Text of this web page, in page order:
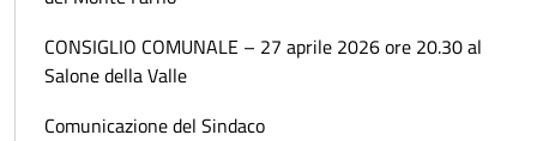
CONSIGLIO COMUNALE – 27 aprile 2026 ore 20.30 al
Salone della Valle
Comunicazione del Sindaco